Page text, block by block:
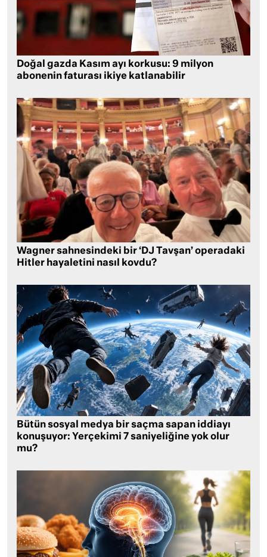
Doğal gazda Kasım ayı korkusu: 9 milyon
abonenin faturası ikiye katlanabilir
Wagner sahnesindeki bir ‘DJ Tavşan’ operadaki
Hitler hayaletini nasıl kovdu?
Bütün sosyal medya bir saçma sapan iddiayı
konuşuyor: Yerçekimi 7 saniyeliğine yok olur
mu?